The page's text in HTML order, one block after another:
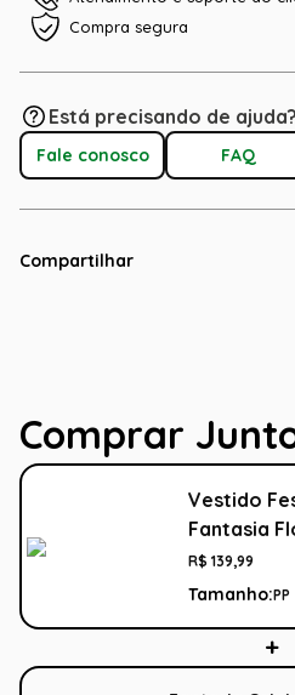
Compra segura
Está precisando de ajuda?
Fale conosco FAQ
Compartilhar
Comprar
Vestido
Fantasia
Tiara
R$ 139,99
Tamanho:PP